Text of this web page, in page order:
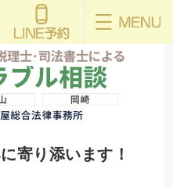
寄り添います！